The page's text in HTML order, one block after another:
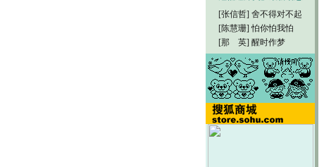
[张信哲] 舍不得对不起
[陈慧珊] 怕你怕我怕
[那 英] 醒时作梦